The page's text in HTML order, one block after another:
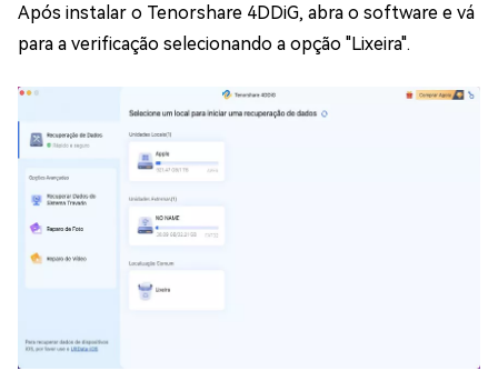
Após instalar o Tenorshare 4DDiG, abra o software e vá
para a verificação selecionando a opção "Lixeira".